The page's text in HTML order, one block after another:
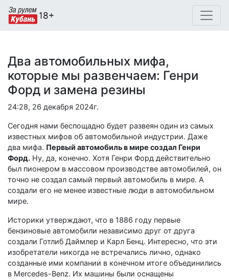
Два автомобильных мифа,
которые мы развенчаем: Генри
Форд и замена резины
24:28, 26 декабря 2024г.
Сегодня нами беспощадно будет развеян один из самых
известных мифов об автомобильной индустрии. Даже
два мифа. Первый автомобиль в мире создал Генри
Форд. Ну, да, конечно. Хотя Генри Форд действительно
был пионером в массовом производстве автомобилей, он
точно не создал самый первый автомобиль в мире. А
создали его не менее известные люди в автомобильном
мире.
Историки утверждают, что в 1886 году первые
бензиновые автомобили независимо друг от друга
создали Готлиб Даймлер и Карл Бенц. Интересно, что эти
изобретатели никогда не встречались лично, однако
созданные ими компании в конечном итоге объединились
в Mercedes-Benz. Их машины были оснащены